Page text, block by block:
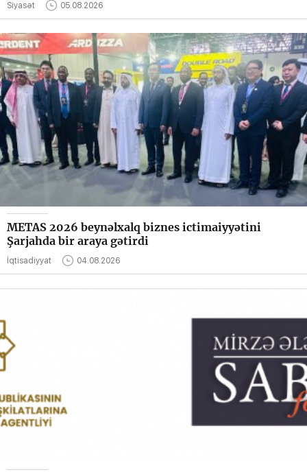
Siyasət 05.08.2026
METAS 2026 beynəlxalq biznes ictimaiyyətini
Şarjahda bir araya gətirdi
İqtisadiyyat 04.08.2026